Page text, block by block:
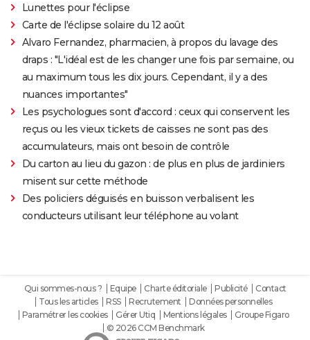
Lunettes pour l'éclipse
Carte de l'éclipse solaire du 12 août
Alvaro Fernandez, pharmacien, à propos du lavage des
draps : "L'idéal est de les changer une fois par semaine, ou
au maximum tous les dix jours. Cependant, il y a des
nuances importantes"
Les psychologues sont d'accord : ceux qui conservent les
reçus ou les vieux tickets de caisses ne sont pas des
accumulateurs, mais ont besoin de contrôle
Du carton au lieu du gazon : de plus en plus de jardiniers
misent sur cette méthode
Des policiers déguisés en buisson verbalisent les
conducteurs utilisant leur téléphone au volant
Qui sommes-nous ? Equipe Charte éditoriale Publicité
Contact
Tous les articles
RSS Recrutement
Données personnelles
Paramétrer les cookies
Gérer Utiq Mentions légales
Groupe Figaro
© 2026 CCM Benchmark